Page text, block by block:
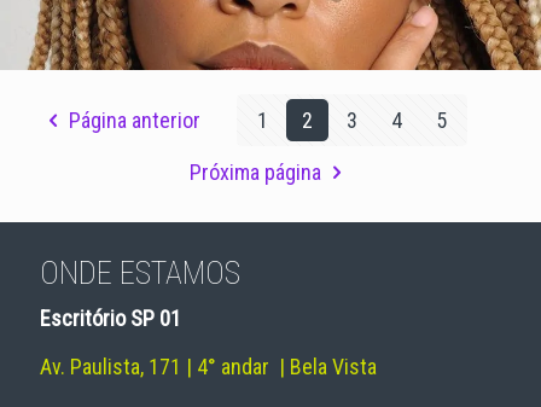
Promotora 7
Página anterior 1 2 3 4 5
Próxima página
ONDE ESTAMOS
Escritório SP 01
Av. Paulista, 171 | 4° andar | Bela Vista